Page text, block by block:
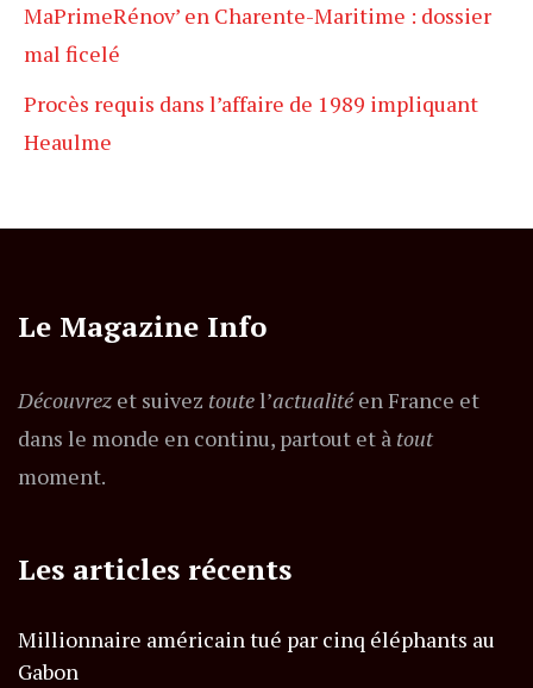
MaPrimeRénov’ en Charente-Maritime : dossier
mal ficelé
Procès requis dans l’affaire de 1989 impliquant
Heaulme
Le Magazine Info
Découvrez et suivez toutel’actualitéen France et
dans le monde en continu, partout et à tout
moment.
Les articles récents
Millionnaire américain tué par cinq éléphants au
Gabon